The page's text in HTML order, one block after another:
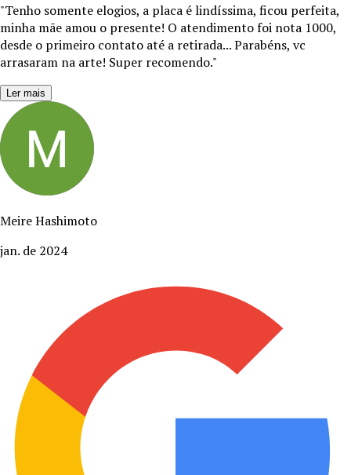
"Tenho somente elogios, a placa é lindíssima, ficou perfeita,
minha mãe amou o presente! O atendimento foi nota 1000,
desde o primeiro contato até a retirada... Parabéns, vc
arrasaram na arte! Super recomendo."
Ler mais
Meire Hashimoto
jan. de 2024